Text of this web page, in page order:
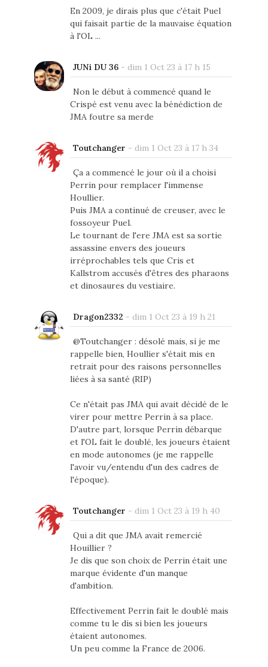
En 2009, je dirais plus que c'était Puel
qui faisait partie de la mauvaise équation
à l'OL ...
JUNi DU 36- dim 1 Oct 23 à 17 h 15
Non le début à commencé quand le
Crispé est venu avec la bénédiction de
JMA foutre sa merde
Toutchanger - dim 1 Oct 23 à 17 h 34
Ça a commencé le jour où il a choisi
Perrin pour remplacer l'immense
Houllier.
Puis JMA a continué de creuser, avec le
fossoyeur Puel.
Le tournant de l'ere JMA est sa sortie
assassine envers des joueurs
irréprochables tels que Cris et
Kallstrom accusés d'êtres des pharaons
et dinosaures du vestiaire.
Dragon2332 - dim 1 Oct 23 à 19 h 21
@Toutchanger : désolé mais, si je me
rappelle bien, Houllier s'était mis en
retrait pour des raisons personnelles
liées à sa santé (RIP)
Ce n'était pas JMA qui avait décidé de le
virer pour mettre Perrin à sa place.
D'autre part, lorsque Perrin débarque
et l'OL fait le doublé, les joueurs étaient
en mode autonomes (je me rappelle
l'avoir vu/entendu d'un des cadres de
l'époque).
Toutchanger - dim 1 Oct 23 à 19 h 40
Qui a dit que JMA avait remercié
Houillier ?
Je dis que son choix de Perrin était une
marque évidente d'un manque
d'ambition.
Effectivement Perrin fait le doublé mais
comme tu le dis si bien les joueurs
étaient autonomes.
Un peu comme la France de 2006.